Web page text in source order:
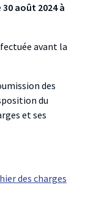
30 août 2024 à
avant la
des
du
et ses
des charges